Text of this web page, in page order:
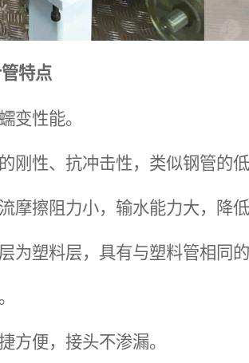
特点
变性能。
刚性、抗冲击性，类似钢管的低
摩擦阻力小，输水能力大，降低
为塑料层，具有与塑料管相同的
方便，接头不渗漏。